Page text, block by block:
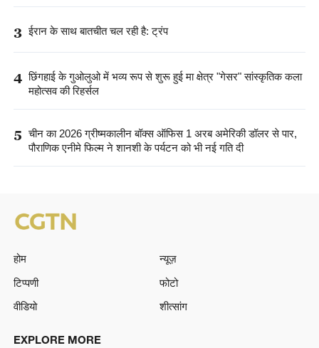
3 ईरान के साथ बातचीत चल रही है: ट्रंप
4 छिंगहाई के गुओलुओ में भव्य रूप से शुरू हुई मा क्षेत्र "गेसर" सांस्कृतिक कला
महोत्सव की रिहर्सल
5 चीन का 2026 ग्रीष्मकालीन बॉक्स ऑफिस 1 अरब अमेरिकी डॉलर से पार,
पौराणिक एनीमे फिल्म ने शानशी के पर्यटन को भी नई गति दी
होम
न्यूज़
टिप्पणी
फोटो
वीडियो
शीत्सांग
EXPLORE MORE